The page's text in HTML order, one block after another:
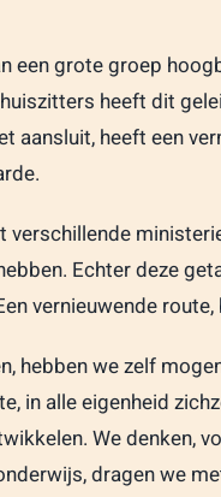
een grote groep
heeft dit
aansluit, heeft een
Echter deze
vernieuwende
hebben we zelf
in alle eigenheid
We denken,
dragen we